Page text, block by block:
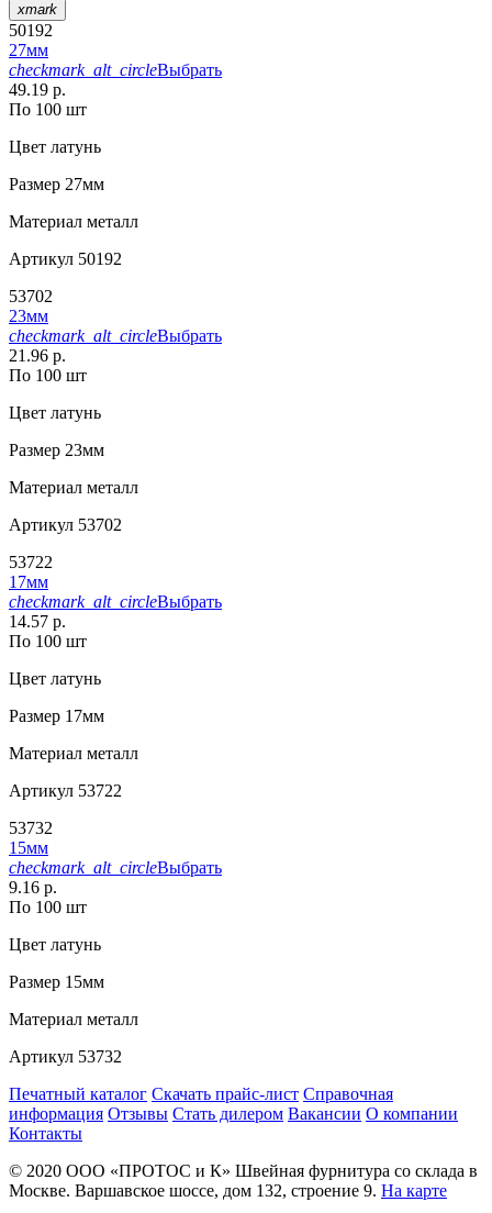
xmark
50192
27мм
checkmark_alt_circleВыбрать
49.19 р.
По 100 шт
Цвет латунь
Размер 27мм
Материал металл
Артикул 50192
53702
23мм
checkmark_alt_circleВыбрать
21.96 р.
По 100 шт
Цвет латунь
Размер 23мм
Материал металл
Артикул 53702
53722
17мм
checkmark_alt_circleВыбрать
14.57 р.
По 100 шт
Цвет латунь
Размер 17мм
Материал металл
Артикул 53722
53732
15мм
checkmark_alt_circleВыбрать
9.16 р.
По 100 шт
Цвет латунь
Размер 15мм
Материал металл
Артикул 53732
Печатный каталог Скачать прайс-лист Справочная
информация Отзывы Стать дилером Вакансии О компании
Контакты
© 2020 ООО «ПРОТОС и К» Швейная фурнитура со склада в
Москве. Варшавское шоссе, дом 132, строение 9. На карте